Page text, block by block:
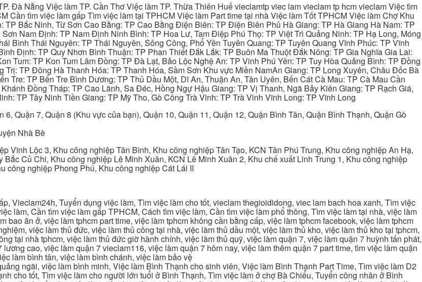
Đà Nẵng Việc làm TP. Cần Thơ Việc làm TP. Thừa Thiên Huế vieclamtp viec lam vieclam tp hcm vieclam Việc tìm
Cần tìm việc làm gấp Tìm việc làm tại TPHCM Việc làm Part time tại nhà Việc làm Tốt TPHCM Việc làm Chợ Khu
Bắc Ninh, Từ Sơn Cao Bằng: TP Cao Bằng Điện Biên: TP Điện Biên Phủ Hà Giang: TP Hà Giang Hà Nam: TP
Nam Định: TP Nam Định Ninh Bình: TP Hoa Lư, Tam Điệp Phú Thọ: TP Việt Trì Quảng Ninh: TP Hạ Long, Móng
Bình Thái Nguyên: TP Thái Nguyên, Sông Công, Phổ Yên Tuyên Quang: TP Tuyên Quang Vĩnh Phúc: TP Vĩnh
Định: TP Quy Nhơn Bình Thuận: TP Phan Thiết Đắk Lắk: TP Buôn Ma Thuột Đắk Nông: TP Gia Nghĩa Gia Lai:
Tum: TP Kon Tum Lâm Đồng: TP Đà Lạt, Bảo Lộc Nghệ An: TP Vinh Phú Yên: TP Tuy Hòa Quảng Bình: TP Đồng
Trị: TP Đông Hà Thanh Hóa: TP Thanh Hóa, Sầm Sơn Khu vực Miền NamAn Giang: TP Long Xuyên, Châu Đốc Bà
Tre: TP Bến Tre Bình Dương: TP Thủ Dầu Một, Dĩ An, Thuận An, Tân Uyên, Bến Cát Cà Mau: TP Cà Mau Cần
Đồng Tháp: TP Cao Lãnh, Sa Đéc, Hồng Ngự Hậu Giang: TP Vị Thanh, Ngã Bảy Kiên Giang: TP Rạch Giá,
TP Tây Ninh Tiền Giang: TP Mỹ Tho, Gò Công Trà Vinh: TP Trà Vinh Vĩnh Long: TP Vĩnh Long
Quận 7, Quận 8 (Khu vực của bạn), Quận 10, Quận 11, Quận 12, Quận Bình Tân, Quận Bình Thạnh, Quận Gò
Nhà Bè
Lộc 3, Khu công nghiệp Tân Bình, Khu công nghiệp Tân Tạo, KCN Tân Phú Trung, Khu công nghiệp An Hạ,
Củ Chi, Khu công nghiệp Lê Minh Xuân, KCN Lê Minh Xuân 2, Khu chế xuất Linh Trung 1, Khu công nghiệp
công nghiệp Phong Phú, Khu công nghiệp Cát Lái II
Vieclam24h, Tuyển dụng việc làm, Tìm việc làm cho tốt, vieclam thegioididong, viec lam bach hoa xanh, Tìm việc
làm, Cần tìm việc làm gấp TPHCM, Cách tìm việc làm, Cần tìm việc làm phổ thông, Tìm việc làm tại nhà, việc làm
ăn ở, việc làm tphcm part time, việc làm tphcm không cần bằng cấp, việc làm tphcm facebook, việc làm tphcm
việc làm thủ đức, việc làm thủ công tại nhà, việc làm thủ dầu một, việc làm thủ kho, việc làm thủ kho tại tphcm,
tại nhà tphcm, việc làm thủ đức giờ hành chính, việc làm thủ quỹ, việc làm quận 7, việc làm quận 7 huỳnh tấn phát,
cao, việc làm quận 7 vieclam116, việc làm quận 7 hôm nay, việc làm thêm quận 7 part time, tìm việc làm quận
làm bình tân, việc làm bình chánh, việc làm bảo vệ
ngãi, việc làm bình minh, Việc làm Bình Thạnh cho sinh viên, Việc làm Bình Thạnh Part Time, Tìm việc làm D2
cho tốt, Tìm việc làm cho người lớn tuổi ở Bình Thạnh, Tìm việc làm ở chợ Bà Chiểu, Tuyển công nhân ở Bình